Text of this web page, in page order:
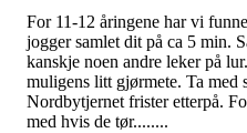
For 11-12 åringene har vi
jogger samlet dit på ca 5 min.
kanskje noen andre leker på
muligens litt gjørmete. Ta med
Nordbytjernet frister etterpå.
med hvis de tør........